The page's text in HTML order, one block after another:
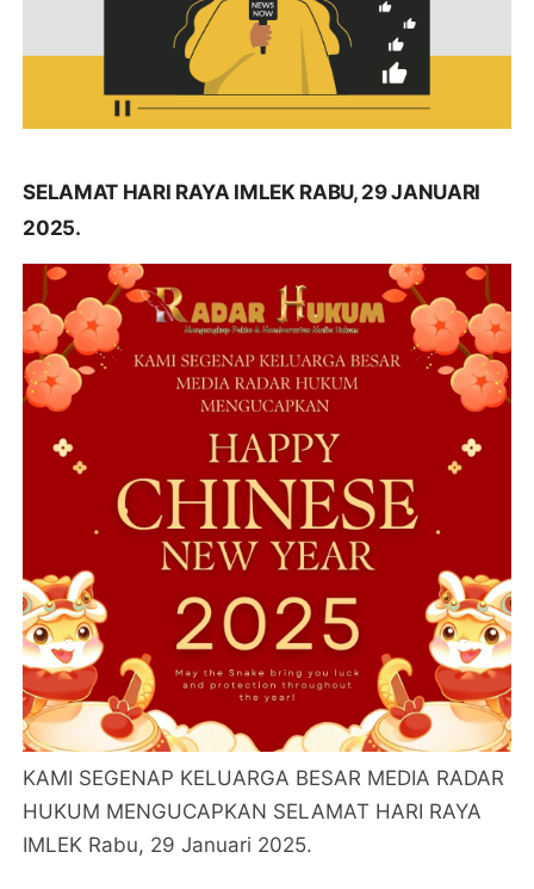
SELAMAT HARI RAYA IMLEK RABU, 29 JANUARI
2025.
KAMI SEGENAP KELUARGA BESAR MEDIA RADAR
HUKUM MENGUCAPKAN SELAMAT HARI RAYA
IMLEK Rabu, 29 Januari 2025.